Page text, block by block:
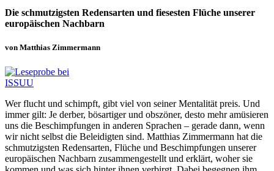
Die schmutzigsten Redensarten und fiesesten Flüche unserer
europäischen Nachbarn
von Matthias Zimmermann
Wer flucht und schimpft, gibt viel von seiner Mentalität preis. Und
immer gilt: Je derber, bösartiger und obszöner, desto mehr amüsieren
uns die Beschimpfungen in anderen Sprachen – gerade dann, wenn
wir nicht selbst die Beleidigten sind. Matthias Zimmermann hat die
schmutzigsten Redensarten, Flüche und Beschimpfungen unserer
europäischen Nachbarn zusammengestellt und erklärt, woher sie